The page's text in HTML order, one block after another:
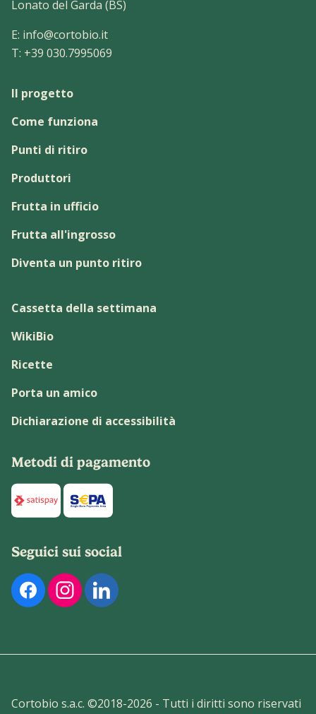
Lonato del Garda (BS)
E: info@cortobio.it
T: +39 030.7995069
Il progetto
Come funziona
Punti di ritiro
Produttori
Frutta in ufficio
Frutta all'ingrosso
Diventa un punto ritiro
Cassetta della settimana
WikiBio
Ricette
Porta un amico
Dichiarazione di accessibilità
Metodi di pagamento
Di seguito sono elencati i metodi di pagamento
Seguici sui social
Di seguito sono elencati i nostri profili social ufficiali.
Cortobio s.a.c. ©2018-2026 - Tutti i diritti sono riservati